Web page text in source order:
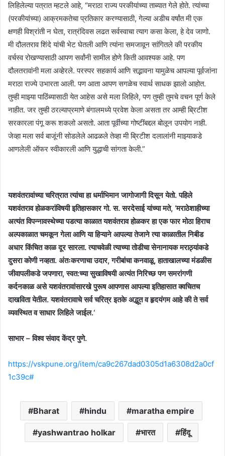
लिहिलेल्या पत्रात म्हटले आहे, “मराठा राज्य परकीयांच्या ताब्यात गेले होते. त्यांच्या
(परकीयांच्या) आक्रमकतेचा प्रतिकार करण्यासाठी, गेल्या अडीच वर्षांत मी एक
क्षणही विश्रांती न घेता, रात्रंदिवस लढत सर्वस्वाचा त्याग कसा केला, हे देव जाणो.
मी दौलतराव शिंदे यांची भेट घेतली आणि त्यांना समजावून सांगितले की परकीय
वर्चस्व रोखण्यासाठी आपण सर्वांनी सामील होणे किती आवश्यक आहे. पण
दौलतरावांनी मला अव्हेरले. परस्पर सहकार्य आणि सद्भावना यामुळेच आपल्या पूर्वजांना
मराठा राज्ये उभारता आली. पण आता आपण सगळेच स्वार्थ साधक झालो आहोत.
तुम्ही माझ्या पाठिंब्यासाठी येत आहेस असे मला लिहिले, पण तुम्ही तुमचे वचन पूर्ण केले
नाहीत. जर तुम्ही ठरल्याप्रमाणे बंगालमध्ये प्रवेश केला असता तर आम्ही ब्रिटीश
सरकारला पंगू करू शकलो असतो. आता पूर्वीच्या गोष्टींबद्दल बोलून उपयोग नाही.
जेव्हा मला सर्व बाजूंनी सोडलेले आढळले तेव्हा मी ब्रिटीश दलालांनी माझ्याकडे
आणलेली ऑफर स्वीकारली आणि युद्धाची सांगता केली.”
यशवंतरावांच्या चरित्रात त्यांचा हा धर्माभिमान जागोजागी दिसून येतो. पहिले
यशवंतराव होळकरांविषयी इतिहासकार गो. स. सरदेसाई यांच्या मते, ‘मराठेशाहीच्या
अत्यंत विपन्नावस्थेच्या पडत्या काळात यशवंतराव होळकर हा एक फार मोठा हिराच
अल्पकाळात चमकून गेला आणि या हिऱ्याने आपल्या तेजाने त्या काळातील निबीड
अधार किंचित काळ दूर सारला. त्याचवेळी त्याच्या तोडीचा सेनानायक मराठ्यांकडे
दुसरा कोणी नव्हता. अंतःकरणाचा उदार, गरीबांचा कनवाळू, हाताखालच्या मंडळीस
जीवापलीकडे जपणारा, स्वत:च्या सुखाविषयी अत्यंत निरिच्छ पण समरांगणी
कर्दनकाळ असे यशवंतरावांसारखे पुरूष आपणास आपल्या इतिहासात क्वचितच
दाखविता येतील. यशवंतरावाचे सर्व चरित्र इतके अद्भूत व हृदयंगम आहे की ते सर्व
व्यवस्थित व साधार लिहिले जाईल.‘
साभार – विश्व संवाद केंद्र पुणे.
https://vskpune.org/item/ca9c267dad0305d1a6308d2a0cf
1c39c#
Bharat hindu maratha empire
yashwantrao holkar भारत हिंदू